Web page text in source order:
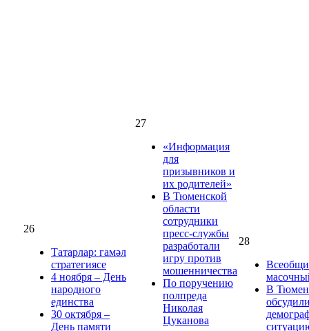
26
Татарлар: гамәл
стратегиясе
4 ноября – День
народного
единства
30 октября –
День памяти
27
«Информация
для
призывников и
их родителей»
В Тюменской
области
сотрудники
пресс-службы
разработали
игру против
мошенничества
По поручению
полпреда
Николая
Цуканова
28
В